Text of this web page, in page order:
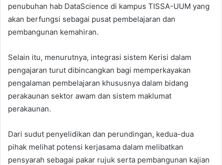
penubuhan hab DataScience di kampus TISSA-UUM yang
akan berfungsi sebagai pusat pembelajaran dan
pembangunan kemahiran.
Selain itu, menurutnya, integrasi sistem Kerisi dalam
pengajaran turut dibincangkan bagi memperkayakan
pengalaman pembelajaran khususnya dalam bidang
perakaunan sektor awam dan sistem maklumat
perakaunan.
Dari sudut penyelidikan dan perundingan, kedua-dua
pihak melihat potensi kerjasama dalam melibatkan
pensyarah sebagai pakar rujuk serta pembangunan kajian